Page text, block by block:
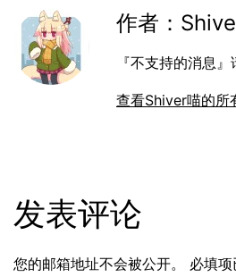
作者：
『不支持的消息
查看Shiver喵的所
发表评论
您的邮箱地址不会被公开。 必填项